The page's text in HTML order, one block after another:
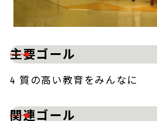
主要ゴール
4 質の高い教育をみんなに
関連ゴール